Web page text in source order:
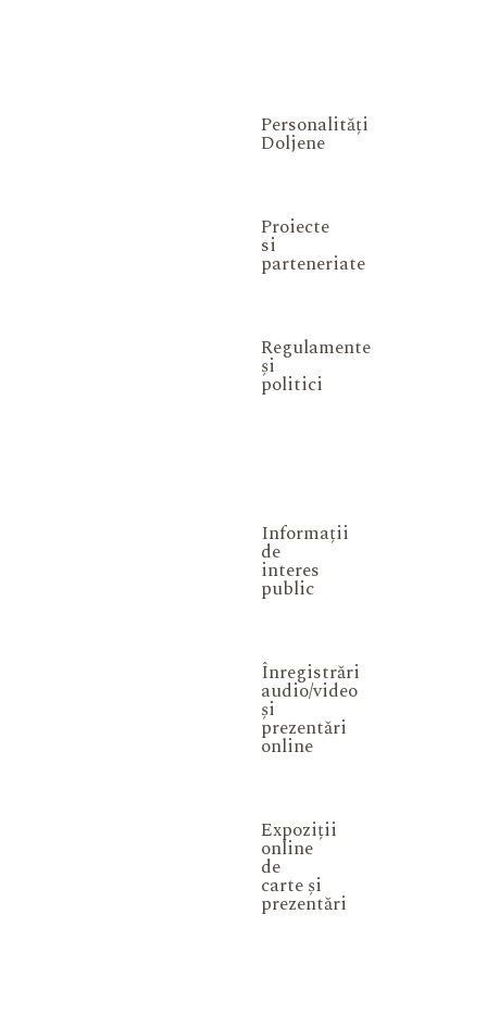
Personalități
Doljene
Proiecte
si
parteneriate
Regulamente
și
politici
Informații
de
interes
public
Înregistrări
audio/video
și
prezentări
online
Expoziții
online
de
carte și
prezentări